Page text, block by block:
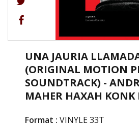
UNA JAURIA
(ORIGINAL MOTION
SOUNDTRACK) -
MAHER HAXAH KONK
Format : VINYLE 33T